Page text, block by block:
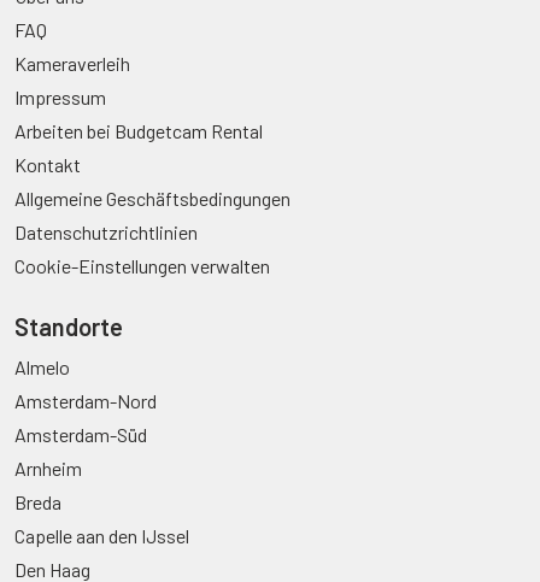
FAQ
Kameraverleih
Impressum
Arbeiten bei Budgetcam Rental
Kontakt
Allgemeine Geschäftsbedingungen
Datenschutzrichtlinien
Cookie-Einstellungen verwalten
Standorte
Almelo
Amsterdam-Nord
Amsterdam-Süd
Arnheim
Breda
Capelle aan den IJssel
Den Haag